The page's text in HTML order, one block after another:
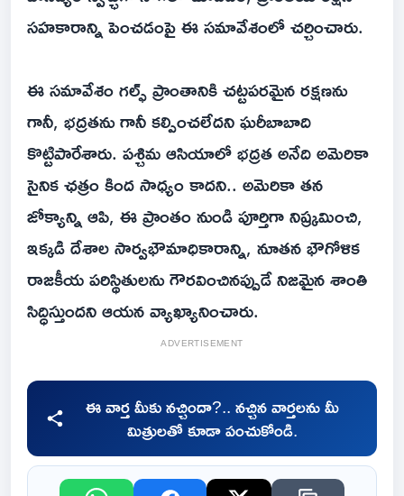
సహకారాన్ని పెంచడంపై ఈ సమావేశంలో చర్చించారు.
ఈ సమావేశం గల్ఫ్ ప్రాంతానికి చట్టపరమైన రక్షణను
గానీ, భద్రతను గానీ కల్పించలేదని ఘరీబాబాది
కొట్టిపారేశారు. పశ్చిమ ఆసియాలో భద్రత అనేది అమెరికా
సైనిక ఛత్రం కింద సాధ్యం కాదని.. అమెరికా తన
జోక్యాన్ని ఆపి, ఈ ప్రాంతం నుండి పూర్తిగా నిష్క్రమించి,
ఇక్కడి దేశాల సార్వభౌమాధికారాన్ని, నూతన భౌగోళిక
రాజకీయ పరిస్థితులను గౌరవించినప్పుడే నిజమైన శాంతి
సిద్ధిస్తుందని ఆయన వ్యాఖ్యానించారు.
ADVERTISEMENT
ఈ వార్త మీకు నచ్చిందా?.. నచ్చిన వార్తలను మీ
మిత్రులతో కూడా పంచుకోండి.